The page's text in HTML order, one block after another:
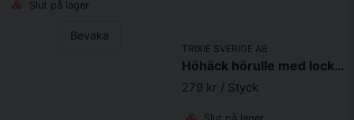
Slut på lager
Bevaka
TRIXIE SVERIGE AB
Höhäck hörulle med lock i trä ø20x23cm
279 kr / Styck